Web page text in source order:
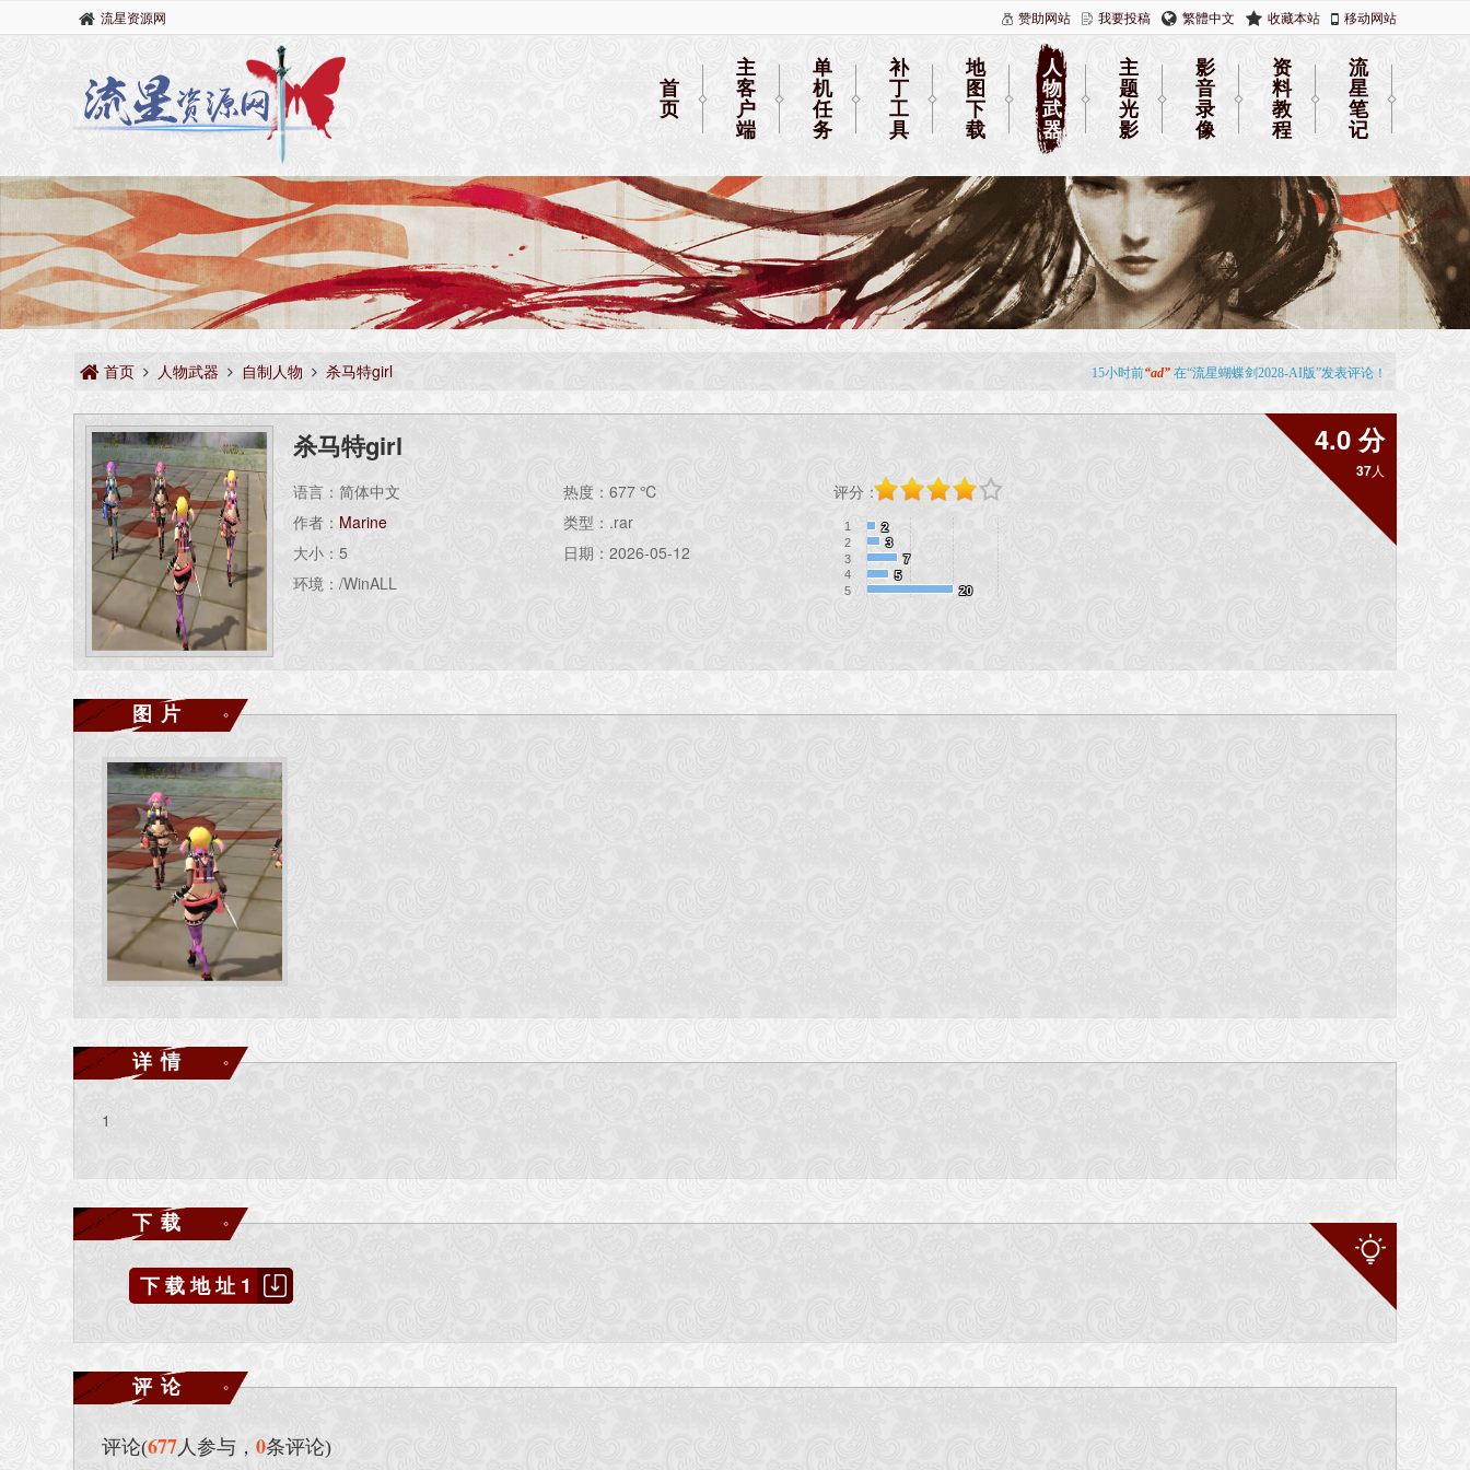
流星资源网 赞助网站 我要投稿 繁體中文 收藏本站 移动网站
首
页
主
客
户
端
单
机
任
务
补
丁
工
具
地
图
下
载
人
物
武
器
主
题
光
影
影
音
录
像
资
料
教
程
流
星
笔
记
首页 人物武器 自制人物 杀马特girl
杀马特girl 4.0 分
37人
语言：简体中文
作者： Marine
大小：5
环境：/WinALL
热度： 677 ℃
类型：.rar
日期：2026-05-12
评分：
2
2
3
3
7
7
5
5
20
20
1
2
3
4
5
图片
详情
1
下载
下载地址1
评论
评论(677 人参与，0条评论)